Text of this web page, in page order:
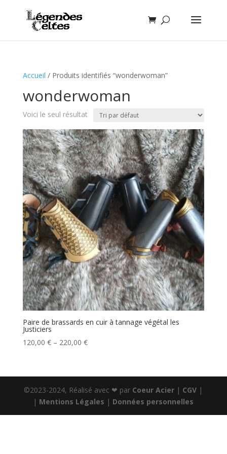
Accueil / Produits identifiés “wonderwoman”
wonderwoman
Voici le seul résultat
Paire de brassards en cuir à tannage végétal les
Justiciers
120,00 €– 220,00 €
©2023-2024, Réalisé avec ❤ par Coeur Acier | CGV |
| Mentions Légales | Données personnelles